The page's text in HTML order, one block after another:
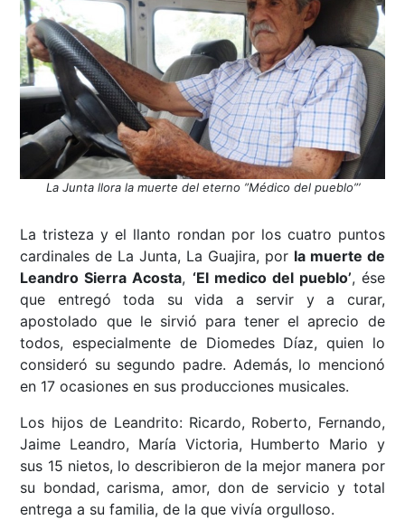
La Junta llora la muerte del eterno ”Médico del pueblo”’
La tristeza y el llanto rondan por los cuatro puntos
cardinales de La Junta, La Guajira, por la muerte de
Leandro Sierra Acosta, ‘El medico del pueblo’, ése
que entregó toda su vida a servir y a curar,
apostolado que le sirvió para tener el aprecio de
todos, especialmente de Diomedes Díaz, quien lo
consideró su segundo padre. Además, lo mencionó
en 17 ocasiones en sus producciones musicales.
Los hijos de Leandrito: Ricardo, Roberto, Fernando,
Jaime Leandro, María Victoria, Humberto Mario y
sus 15 nietos, lo describieron de la mejor manera por
su bondad, carisma, amor, don de servicio y total
entrega a su familia, de la que vivía orgulloso.